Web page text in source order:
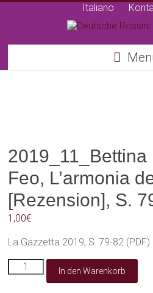
Italiano
Deutsche
Rossini
2019_11_Bettina
Feo, L’armonia
[Rezension], S.
1,00€
La Gazzetta 2019, S. 79-82 (PDF)
2019_11_Bettina
Kern:
In den Warenkorb